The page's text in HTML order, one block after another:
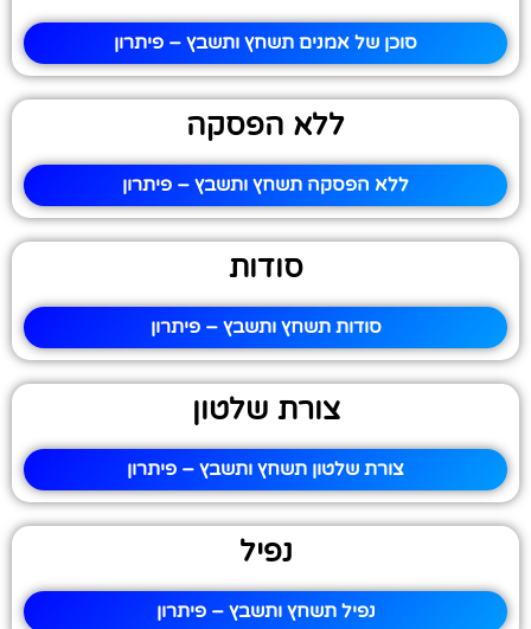
סוכן של אמנים תשחץ ותשבץ – פיתרון
ללא הפסקה
ללא הפסקה תשחץ ותשבץ – פיתרון
סודות
סודות תשחץ ותשבץ – פיתרון
צורת שלטון
צורת שלטון תשחץ ותשבץ – פיתרון
נפיל
נפיל תשחץ ותשבץ – פיתרון